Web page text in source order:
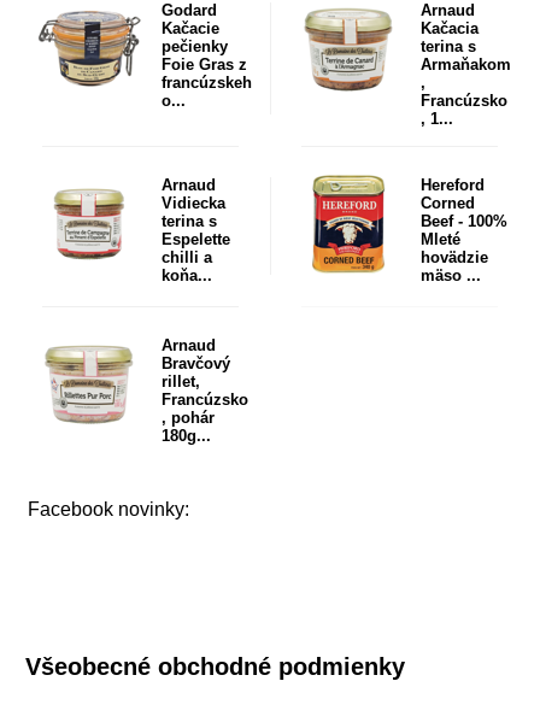
Godard
Kačacie
pečienky
Foie Gras z
francúzskeh
o...
Arnaud
Kačacia
terina s
Armaňakom
,
Francúzsko
, 1...
Arnaud
Vidiecka
terina s
Espelette
chilli a
koňa...
Hereford
Corned
Beef - 100%
Mleté
hovädzie
mäso ...
Arnaud
Bravčový
rillet,
Francúzsko
, pohár
180g...
Facebook novinky:
Všeobecné obchodné podmienky